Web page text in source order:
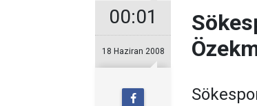
00:01
18 Haziran 2008